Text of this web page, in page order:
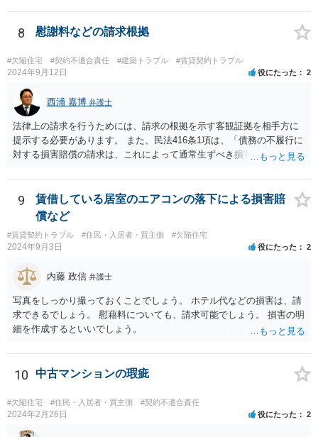
8 慰謝料などの請求根拠
#欠陥住宅 #契約不適合責任 #建築トラブル #賃貸契約トラブル
2024年9月12日 役にたった 2
西浦 嘉博 弁護士
法律上の請求を行うためには、請求の根拠を示す客観証拠を相手方に
提示する必要があります。 また、民法416条1項は、「債務の不履行に
対する損害賠償の請求は、これによって通常生ずべき損害の賠償をさ
求が「通常生ずべき損害」の範囲に該当することを主張・疎明してい
く必要があります。 まず行うべきは、領収書などの損害を直接的に証
明する資料の準備。 次に該当の損害項目が、法律上の損害賠償請求の
範囲に該当することを疎明する前例（判例等）を調査するという形に
なると思われます。 相談者さんが自身で行うことが困難であれば、最
寄りの法律事務所に相談に行かれることをお勧めします。
9
賃借している居室のエアコンの落下による損害賠
償など
#賃貸契約トラブル #住民・入居者・買主側 #欠陥住宅
2024年9月3日 役にたった 2
内藤 政信 弁護士
写真をしっかり撮っておくことでしょう。 ホテル代などの損害は、請
求できるでしょう。 慰藉料についても、請求可能でしょう。 損害の明
細を作成するといいでしょう。
10 中古マンションの瑕疵
#欠陥住宅 #住民・入居者・買主側 #契約不適合責任
2024年2月26日 役にたった 2